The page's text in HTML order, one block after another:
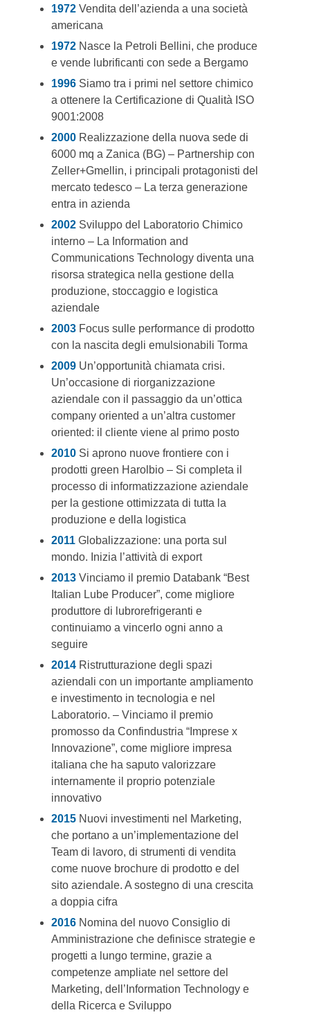
1972 Vendita dell’azienda a una società
americana
1972 Nasce la Petroli Bellini, che produce
e vende lubrificanti con sede a Bergamo
1996 Siamo tra i primi nel settore chimico
a ottenere la Certificazione di Qualità ISO
9001:2008
2000 Realizzazione della nuova sede di
6000 mq a Zanica (BG) – Partnership con
Zeller+Gmellin, i principali protagonisti del
mercato tedesco – La terza generazione
entra in azienda
2002 Sviluppo del Laboratorio Chimico
interno – La Information and
Communications Technology diventa una
risorsa strategica nella gestione della
produzione, stoccaggio e logistica
aziendale
2003 Focus sulle performance di prodotto
con la nascita degli emulsionabili Torma
2009 Un’opportunità chiamata crisi.
Un’occasione di riorganizzazione
aziendale con il passaggio da un’ottica
company oriented a un’altra customer
oriented: il cliente viene al primo posto
2010 Si aprono nuove frontiere con i
prodotti green Harolbio – Si completa il
processo di informatizzazione aziendale
per la gestione ottimizzata di tutta la
produzione e della logistica
2011 Globalizzazione: una porta sul
mondo. Inizia l’attività di export
2013 Vinciamo il premio Databank “Best
Italian Lube Producer”, come migliore
produttore di lubrorefrigeranti e
continuiamo a vincerlo ogni anno a
seguire
2014 Ristrutturazione degli spazi
aziendali con un importante ampliamento
e investimento in tecnologia e nel
Laboratorio. – Vinciamo il premio
promosso da Confindustria “Imprese x
Innovazione”, come migliore impresa
italiana che ha saputo valorizzare
internamente il proprio potenziale
innovativo
2015 Nuovi investimenti nel Marketing,
che portano a un’implementazione del
Team di lavoro, di strumenti di vendita
come nuove brochure di prodotto e del
sito aziendale. A sostegno di una crescita
a doppia cifra
2016 Nomina del nuovo Consiglio di
Amministrazione che definisce strategie e
progetti a lungo termine, grazie a
competenze ampliate nel settore del
Marketing, dell’Information Technology e
della Ricerca e Sviluppo